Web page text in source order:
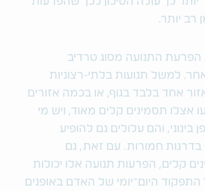
רב יותר.
הפרעת התנועה מסוג טרדיב
אחר. למשל תנועות בלתי-רצוניות
אחד בלבד בגוף, או בכמה אזורים
אצלו תסמינים קלים מאוד, ויש מי
בינוני, והם עלולים גם להופיע
בדרגות חמורות. עם זאת, גם
קלים, הפרעות תנועה אלו יכולות
היום־יומי של האדם באופנים